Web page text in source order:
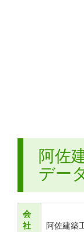
阿佐
デー
会
社
阿佐建築